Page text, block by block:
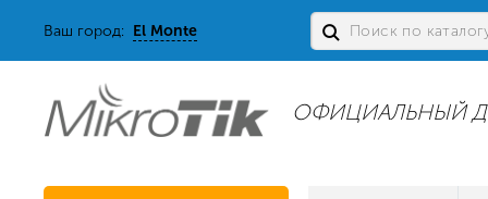
Ваш город: El Monte
ОФИЦИАЛЬНЫЙ